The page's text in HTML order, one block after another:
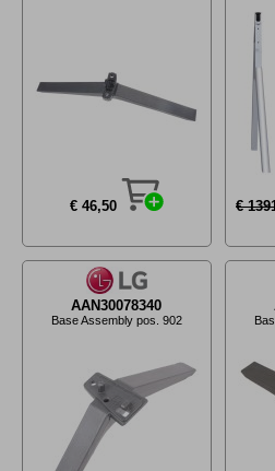
€ 46,50 €
AAN30078340
Base Assembly pos. 902